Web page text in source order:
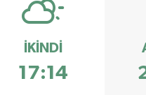
İKINDI
17:14